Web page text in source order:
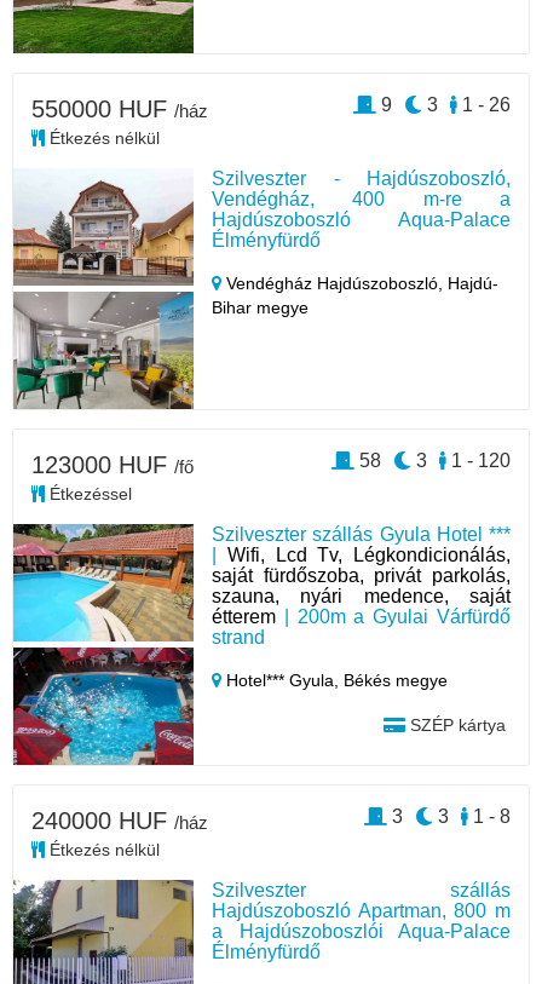
Szilveszter - Hajdúszoboszló,
Vendégház, 400 m-re a
Hajdúszoboszló Aqua-Palace
Élményfürdő
Vendégház Hajdúszoboszló, Hajdú-
Bihar megye
550000 HUF /ház
Étkezés nélkül
1 - 26
3
9
Szilveszter szállás Gyula Hotel ***
Wifi, Lcd Tv, Légkondicionálás,
saját fürdőszoba, privát parkolás,
szauna, nyári medence, saját
étterem | 200m a Gyulai Várfürdő
strand
Hotel*** Gyula, Békés megye
SZÉP kártya
123000 HUF /fő
Étkezéssel
1 - 120
3
58
Szilveszter szállás
Hajdúszoboszló Apartman, 800 m
a Hajdúszoboszlói Aqua-Palace
Élményfürdő
240000 HUF /ház
Étkezés nélkül
1 - 8
3
3